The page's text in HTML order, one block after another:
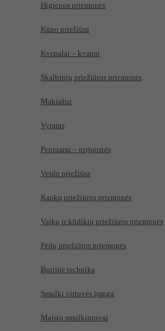
Higienos priemonės
Kūno priežiūra
Kvepalai – kvapai
Skalbinių priežiūros priemonės
Makiažui
Vyrams
Peniuarai – prijuostės
Veido priežiūra
Rankų priežiūros priemonės
Vaikų ir kūdikių priežiūros priemonės
Pėdų priežiūros priemonės
Buitinė technika
Smulki virtuvės įranga
Maisto smulkintuvai